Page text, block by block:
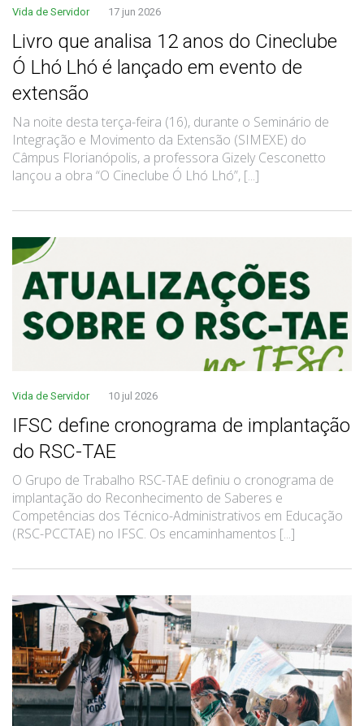
Vida de Servidor 17 jun 2026
Livro que analisa 12 anos do Cineclube
Ó Lhó Lhó é lançado em evento de
extensão
Na noite desta terça-feira (16), durante o Seminário de
Integração e Movimento da Extensão (SIMEXE) do
Câmpus Florianópolis, a professora Gizely Cesconetto
lançou a obra “O Cineclube Ó Lhó Lhó”, [...]
Vida de Servidor 10 jul 2026
IFSC define cronograma de implantação
do RSC-TAE
O Grupo de Trabalho RSC-TAE definiu o cronograma de
implantação do Reconhecimento de Saberes e
Competências dos Técnico-Administrativos em Educação
(RSC-PCCTAE) no IFSC. Os encaminhamentos [...]